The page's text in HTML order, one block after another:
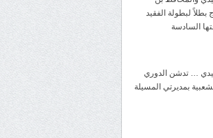
لبطولة الفقيد
السادسة
… تدشن الدوري
بمديرتي المسيلة